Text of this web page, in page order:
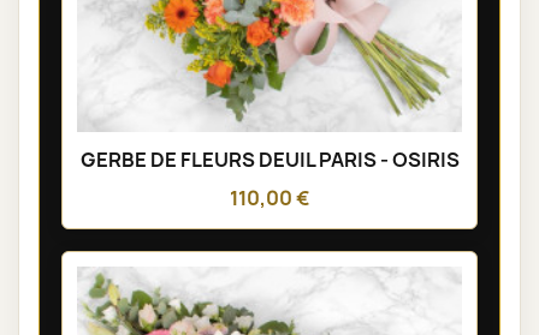
GERBE DE FLEURS DEUIL PARIS - OSIRIS
110,00 €